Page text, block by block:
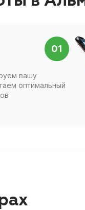
01
вашу
оптимальный